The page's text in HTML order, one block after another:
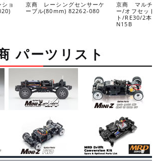
ョ
京商 レーシングセンサーケ
ーブル(80mm) 82262-080
京商 マルチ
ー/オフセッ
ト/RE30/2本
N15B
パーツリスト